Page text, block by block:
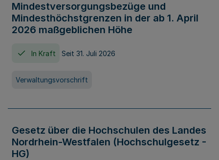
Mindestversorgungsbezüge und
Mindesthöchstgrenzen in der ab 1. April
2026 maßgeblichen Höhe
In Kraft Seit 31. Juli 2026
Verwaltungsvorschrift
Gesetz über die Hochschulen des Landes
Nordrhein-Westfalen (Hochschulgesetz -
HG)